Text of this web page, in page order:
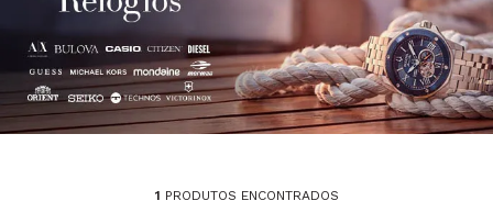
1 PRODUTOS ENCONTRADOS